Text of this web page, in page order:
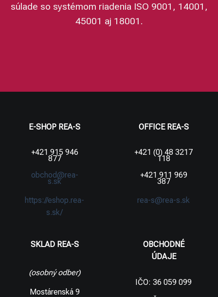
súlade so systémom riadenia ISO 9001, 14001,
45001 aj 18001.
E-SHOP REA-S
+421 915 946
877
obchod@rea-
s.sk
https://eshop.rea-
s.sk/
OFFICE REA-S
+421 (0) 48 3217
118
+421 911 969
387
rea-s@rea-s.sk
SKLAD REA-S
(osobný odber)
Mostárenská 9
OBCHODNÉ
ÚDAJE
IČO: 36 059 099